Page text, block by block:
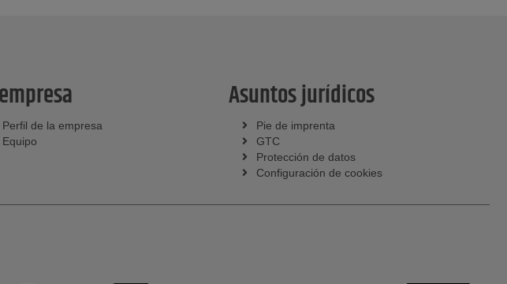
Perfil de la empresa
Equipo
Asuntos jurídicos
Pie de imprenta
GTC
Protección de datos
Configuración de cookies